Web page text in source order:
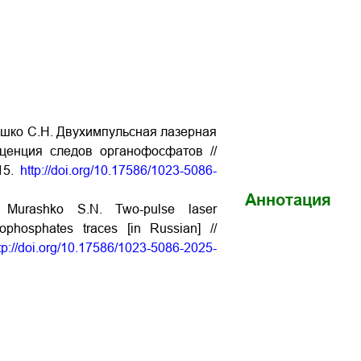
С.Н. Двухимпульсная лазерная
следов органофосфатов //
http://doi.org/10.17586/1023-5086-
S.N. Two-pulse laser
traces [in Russian] //
doi.org/10.17586/1023-5086-2025-
Аннотация